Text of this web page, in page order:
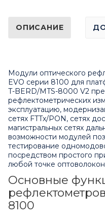
ОПИСАНИЕ
Модули оптического
EVO серии 8100 для
T-BERD/MTS-8000 V2
рефлектометрических
эксплуатацию,
сетях FTTx/PON, сетях
магистральных сетях
возможности модулей
тестирование
посредством простого
любой точке
Основные
8100